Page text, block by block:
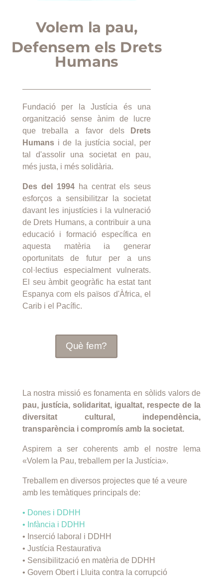
Volem la pau,
Defensem els Drets
Humans
Fundació per la Justícia és una
organització sense ànim de lucre
que treballa a favor dels
Drets
Humansi de la justícia social, per
tal d'assolir una societat en pau,
més justa, i més solidària.
Des del 1994ha centrat els seus
esforços a sensibilitzar la societat
davant les injustícies i la vulneració
de Drets Humans, a contribuir a una
educació i formació específica en
aquesta matèria ia generar
oportunitats de futur per a uns
col·lectius especialment vulnerats.
El seu àmbit geogràfic ha estat tant
Espanya com els països d'Àfrica, el
Carib i el Pacífic.
Què fem?
La nostra missió es fonamenta en sòlids valors de
pau, justícia, solidaritat, igualtat, respecte de la
diversitat cultural, independència,
transparència i compromís amb la societat.
Aspirem a ser coherents amb el nostre lema
«Volem la Pau, treballem per la Justícia».
Treballem en diversos projectes que té a veure
amb les temàtiques principals de:
• Dones i DDHH
• Infància i DDHH
• Inserció laboral i DDHH
• Justícia Restaurativa
• Sensibilització en matèria de DDHH
• Govern Obert i Lluita contra la corrupció